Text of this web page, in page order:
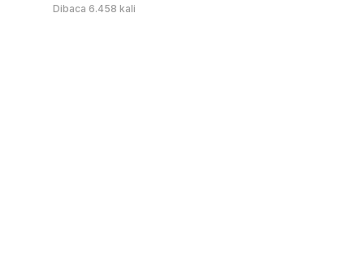
Dibaca 6.458 kali